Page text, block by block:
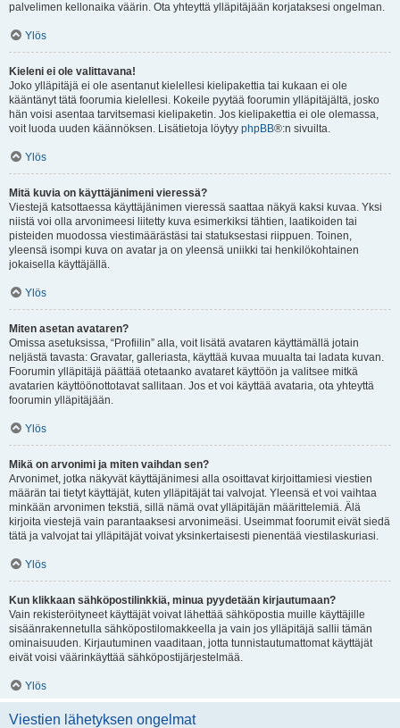
palvelimen kellonaika väärin. Ota yhteyttä ylläpitäjään korjataksesi ongelman.
Ylös
Kieleni ei ole valittavana!
Joko ylläpitäjä ei ole asentanut kielellesi kielipakettia tai kukaan ei ole
kääntänyt tätä foorumia kielellesi. Kokeile pyytää foorumin ylläpitäjältä, josko
hän voisi asentaa tarvitsemasi kielipaketin. Jos kielipakettia ei ole olemassa,
voit luoda uuden käännöksen. Lisätietoja löytyy phpBB®:n sivuilta.
Ylös
Mitä kuvia on käyttäjänimeni vieressä?
Viestejä katsottaessa käyttäjänimen vieressä saattaa näkyä kaksi kuvaa. Yksi
niistä voi olla arvonimeesi liitetty kuva esimerkiksi tähtien, laatikoiden tai
pisteiden muodossa viestimäärästäsi tai statuksestasi riippuen. Toinen,
yleensä isompi kuva on avatar ja on yleensä uniikki tai henkilökohtainen
jokaisella käyttäjällä.
Ylös
Miten asetan avataren?
Omissa asetuksissa, “Profiilin” alla, voit lisätä avataren käyttämällä jotain
neljästä tavasta: Gravatar, galleriasta, käyttää kuvaa muualta tai ladata kuvan.
Foorumin ylläpitäjä päättää otetaanko avataret käyttöön ja valitsee mitkä
avatarien käyttöönottotavat sallitaan. Jos et voi käyttää avataria, ota yhteyttä
foorumin ylläpitäjään.
Ylös
Mikä on arvonimi ja miten vaihdan sen?
Arvonimet, jotka näkyvät käyttäjänimesi alla osoittavat kirjoittamiesi viestien
määrän tai tietyt käyttäjät, kuten ylläpitäjät tai valvojat. Yleensä et voi vaihtaa
minkään arvonimen tekstiä, sillä nämä ovat ylläpitäjän määrittelemiä. Älä
kirjoita viestejä vain parantaaksesi arvonimeäsi. Useimmat foorumit eivät siedä
tätä ja valvojat tai ylläpitäjät voivat yksinkertaisesti pienentää viestilaskuriasi.
Ylös
Kun klikkaan sähköpostilinkkiä, minua pyydetään kirjautumaan?
Vain rekisteröityneet käyttäjät voivat lähettää sähköpostia muille käyttäjille
sisäänrakennetulla sähköpostilomakkeella ja vain jos ylläpitäjä sallii tämän
ominaisuuden. Kirjautuminen vaaditaan, jotta tunnistautumattomat käyttäjät
eivät voisi väärinkäyttää sähköpostijärjestelmää.
Ylös
Viestien lähetyksen ongelmat